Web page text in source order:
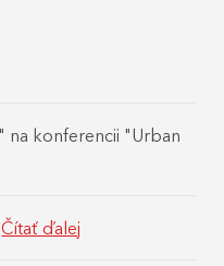
na konferencii "Urban
Čítať ďalej